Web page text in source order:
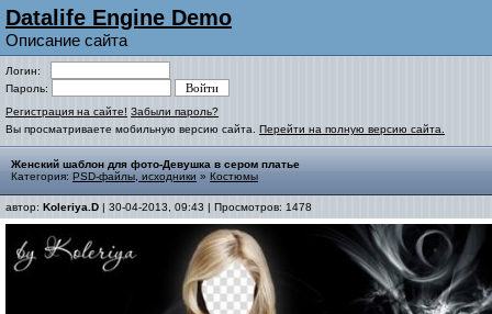
Datalife Engine Demo
Описание сайта
Логин:
Пароль:
Регистрация на сайте! Забыли пароль?
Вы просматриваете мобильную версию сайта. Перейти на полную версию сайта.
Женский шаблон для фото-Девушка в сером платье
Категория: PSD-файлы, исходники » Костюмы
автор: Koleriya.D | 30-04-2013, 09:43 | Просмотров: 1478